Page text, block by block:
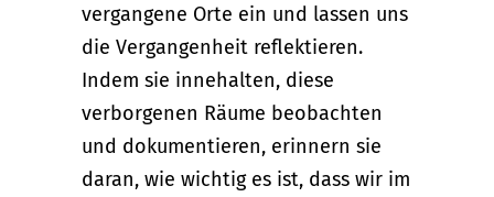
vergangene Orte ein und lassen uns
die Vergangenheit reflektieren.
Indem sie innehalten, diese
verborgenen Räume beobachten
und dokumentieren, erinnern sie
daran, wie wichtig es ist, dass wir im